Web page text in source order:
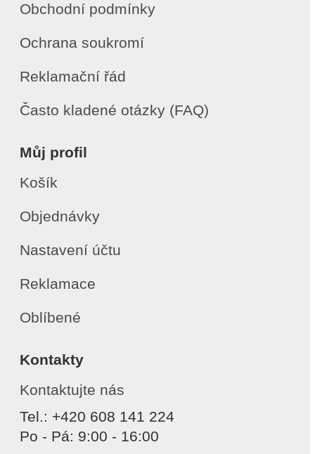
Obchodní podmínky
Ochrana soukromí
Reklamační řád
Často kladené otázky (FAQ)
Můj profil
Košík
Objednávky
Nastavení účtu
Reklamace
Oblíbené
Kontakty
Kontaktujte nás
Tel.: +420 608 141 224
Po - Pá: 9:00 - 16:00